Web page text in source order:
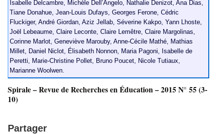
Isabelle Delcambre, Michèle Dell’Angelo, Nathalie Denizot, Ana Dias,
Tiane Donahue, Jean-Louis Dufays, Georges Ferone, Cédric
Fluckiger, André Giordan, Aziz Jellab, Séverine Kakpo, Yann Lhoste,
Joël Lebeaume, Claire Leconte, Claire Lemêtre, Claire Margolinas,
Corinne Marlot, Geneviève Marouby, Anne-Cécile Mathé, Mathias
Millet, Daniel Niclot, Élisabeth Nonnon, Maria Pagoni, Isabelle de
Peretti, Marie-Christine Pollet, Bruno Poucet, Nicole Tutiaux,
Marianne Woolwen.
Spirale – Revue de Recherches en Éducation – 2015 N° 55 (3-
10)
Partager